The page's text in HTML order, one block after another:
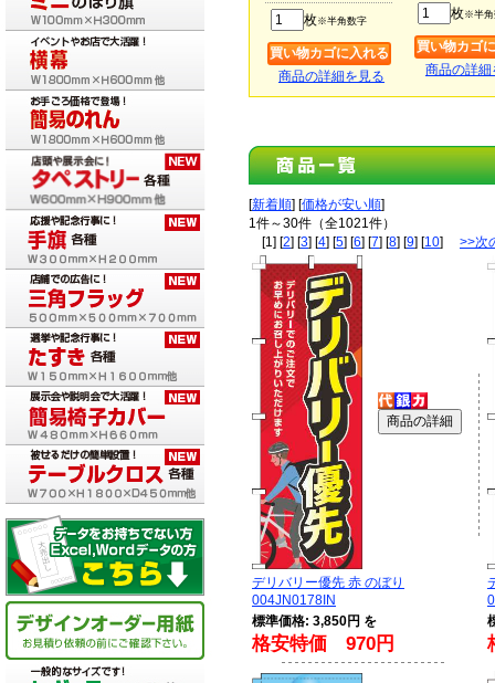
枚※半角数字
商品の詳細を見る
枚※半角
商品の詳細
[新着順] [価格が安い順]
1件～30件（全1021件）
[1] [2] [3] [4] [5] [6] [7] [8] [9] [10] >>次
デリバリー優先 赤 のぼり
004JN0178IN
標準価格: 3,850円 を
格安特価 970円